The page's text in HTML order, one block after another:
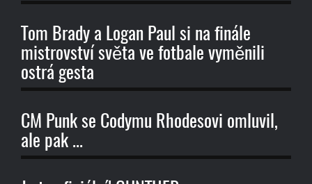
Tom Brady a Logan Paul si na finále
mistrovství světa ve fotbale vyměnili
ostrá gesta
CM Punk se Codymu Rhodesovi omluvil,
ale pak ...